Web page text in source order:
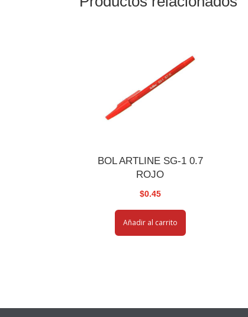
BOL ARTLINE SG-1 0.7
ROJO
$0.45
Añadir al carrito